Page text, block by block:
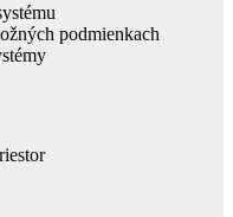
podmienkach